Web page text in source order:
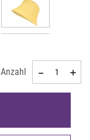
Anzahl